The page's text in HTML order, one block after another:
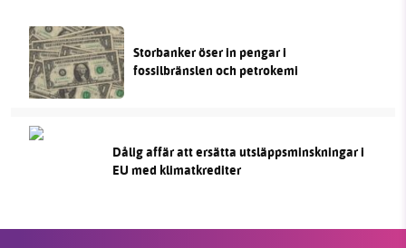
Storbanker öser in pengar i
fossilbränslen och petrokemi
Dålig affär att ersätta utsläppsminskningar i
EU med klimatkrediter